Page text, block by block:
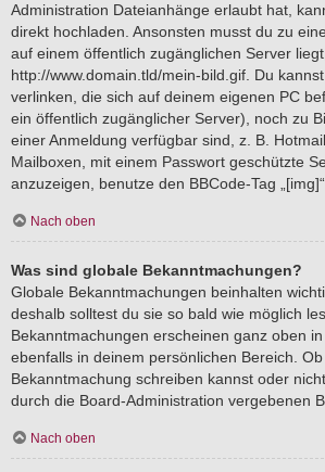
Administration Dateianhänge erlaubt hat,
direkt hochladen. Ansonsten musst du zu
auf einem öffentlich zugänglichen Server
http://www.domain.tld/mein-bild.gif. Du
verlinken, die sich auf deinem eigenen PC
ein öffentlich zugänglicher Server), noch zu
einer Anmeldung verfügbar sind, z. B.
Mailboxen, mit einem Passwort geschützte
anzuzeigen, benutze den BBCode-Tag „[img]“.
Nach oben
Was sind globale Bekanntmachungen?
Globale Bekanntmachungen beinhalten
deshalb solltest du sie so bald wie möglich
Bekanntmachungen erscheinen ganz oben
ebenfalls in deinem persönlichen Bereich.
Bekanntmachung schreiben kannst oder
durch die Board-Administration vergebenen
Nach oben